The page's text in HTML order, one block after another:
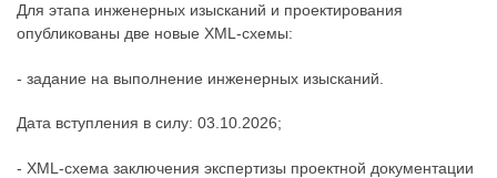
Для этапа инженерных изысканий и проектирования
опубликованы две новые XML-схемы:
- задание на выполнение инженерных изысканий.
Дата вступления в силу: 03.10.2026;
- XML-схема заключения экспертизы проектной документации